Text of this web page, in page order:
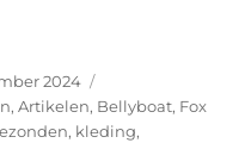
bij Zunnebeld
2024
,Artikelen, Bellyboat, Fox
, kleding,